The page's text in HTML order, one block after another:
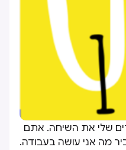
שלי את השיחה. אתם
מה אני עושה בעבודה.